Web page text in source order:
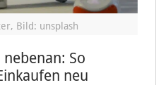
Bild: unsplash
So
neu